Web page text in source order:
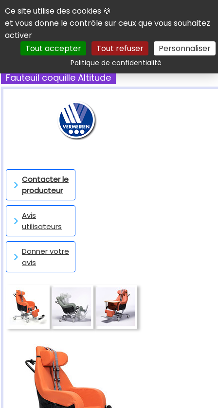
Panneau de gestion des cookies
Ce site utilise des cookies 🍪
et vous donne le contrôle sur ceux que vous souhaitez
activer
Tout accepter
Tout refuser Personnaliser
Politique de confidentialitéRechercher
Fauteuil coquille Altitude
Contacter le
producteur
Avis
utilisateurs
Donner votre
avis